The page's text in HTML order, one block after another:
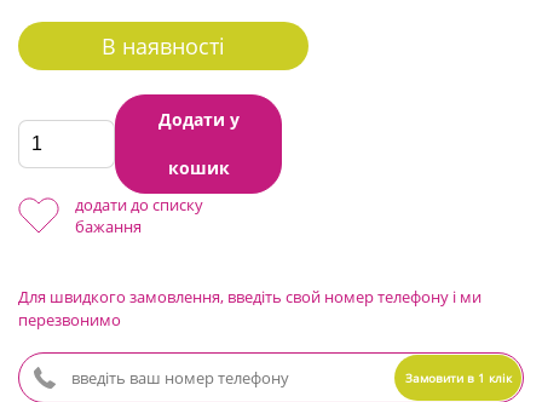
В наявності
Додати у
кошик
додати до списку
бажання
Для швидкого замовлення, введіть свой номер телефону і ми
перезвонимо
Замовити в 1 клік